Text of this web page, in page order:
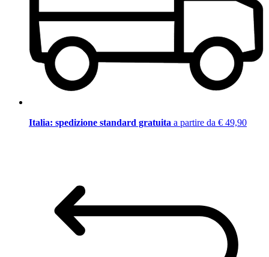
Italia: spedizione standard gratuita a partire da € 49,90